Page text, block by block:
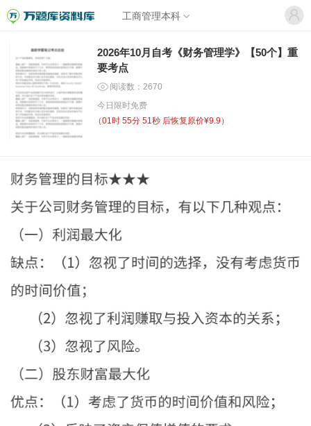
工商管理本科
2026年10月自考《财务管理学》【50个】重
要考点
阅读数：2670
今日限时免费
（01时 55分 51秒 后恢复原价¥9.9）